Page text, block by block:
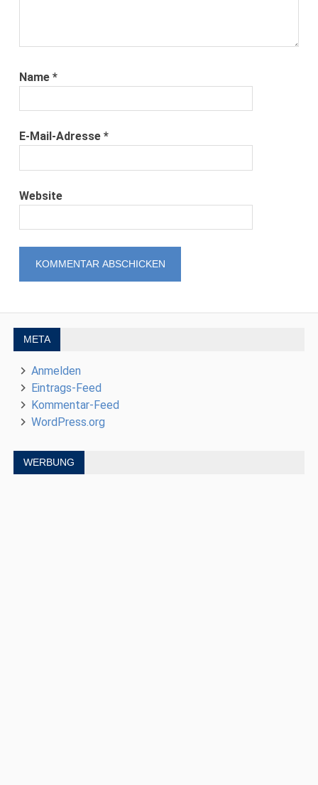
Name*
E-Mail-Adresse*
Website
META
Anmelden
Eintrags-Feed
Kommentar-Feed
WordPress.org
WERBUNG